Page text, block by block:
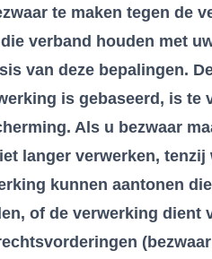
te maken tegen de
verband houden met
van deze bepalingen.
is gebaseerd, is te
Als u bezwaar
langer verwerken,
kunnen aantonen
of de verwerking dient